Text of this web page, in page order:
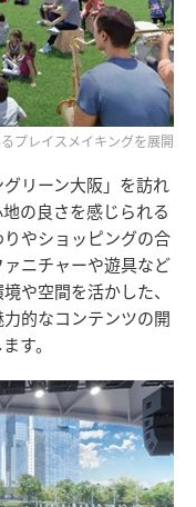
プレイスメイキングを展開
リーン大阪」を訪れ
の良さを感じられる
やショッピングの合
ニチャーや遊具など
や空間を活かした、
的なコンテンツの開
す。